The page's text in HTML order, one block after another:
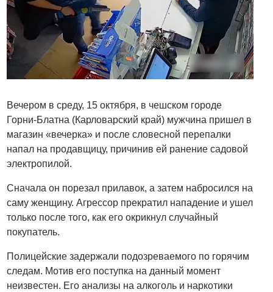
Вечером в среду, 15 октября, в чешском городе
Горни-Блатна (Карловарский край) мужчина пришел в
магазин «вечерка» и после словесной перепалки
напал на продавщицу, причинив ей ранение садовой
электропилой.
Сначала он порезал прилавок, а затем набросился на
саму женщину. Агрессор прекратил нападение и ушел
только после того, как его окрикнул случайный
покупатель.
Полицейские задержали подозреваемого по горячим
следам. Мотив его поступка на данный момент
неизвестен. Его анализы на алкоголь и наркотики